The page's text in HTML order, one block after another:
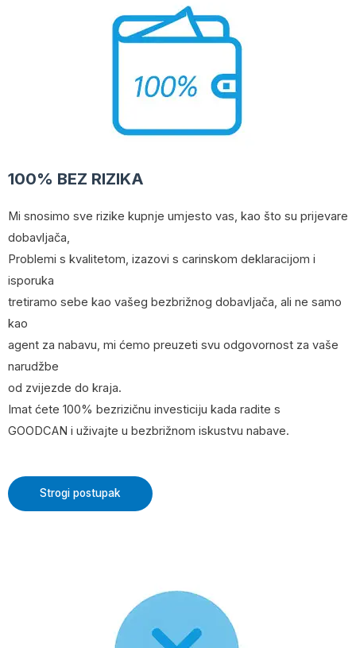
100% BEZ RIZIKA
Mi snosimo sve rizike kupnje umjesto vas, kao što su prijevare
dobavljača,
Problemi s kvalitetom, izazovi s carinskom deklaracijom i
isporuka
tretiramo sebe kao vašeg bezbrižnog dobavljača, ali ne samo
kao
agent za nabavu, mi ćemo preuzeti svu odgovornost za vaše
narudžbe
od zvijezde do kraja.
Imat ćete 100% bezrizičnu investiciju kada radite s
GOODCAN i uživajte u bezbrižnom iskustvu nabave.
Strogi postupak